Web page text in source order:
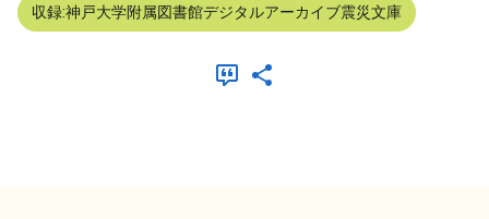
収録:神戸大学附属図書館デジタルアーカイブ震災文庫